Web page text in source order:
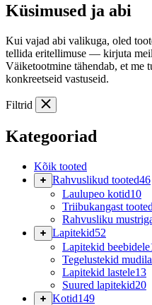
Küsimused ja abi
Kui vajad abi valikuga, oled
tellida eritellimuse — kirjuta
Väiketootmine tähendab, et me
konkreetseid vastuseid.
Filtrid
Kategooriad
Kõik tooted
Rahvuslikud tooted46
Laulupeo kotid10
Triibukangast tooted
Rahvusliku
Lapitekid52
Lapitekid beebidele
Tegelustekid
Lapitekid lastele13
Suured lapitekid20
Kotid149